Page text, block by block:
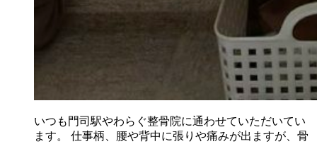
いつも門司駅やわらぐ整骨院に通わせていただいてい
ます。 仕事柄、腰や背中に張りや痛みが出ますが、骨